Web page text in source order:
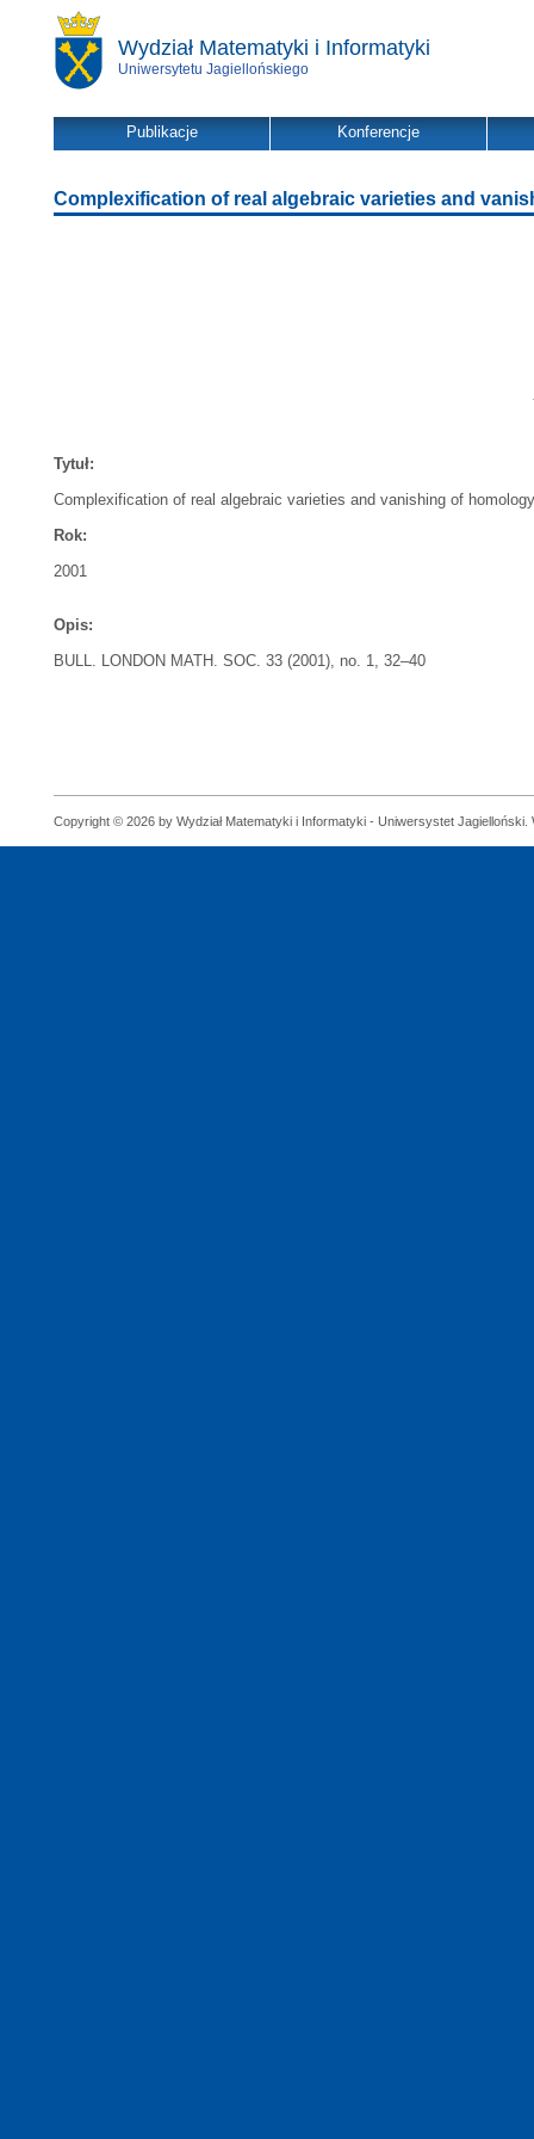
Wydział Matematyki i Informatyki
Uniwersytetu Jagiellońskiego
Publikacje Konferencje
Complexification of real algebraic varieties and
Tytuł:
Complexification of real algebraic varieties and vanishing of
Rok:
2001
Opis:
BULL. LONDON MATH. SOC. 33 (2001), no. 1, 32–40
Copyright © 2026 by Wydział Matematyki i Informatyki - Uniwersystet